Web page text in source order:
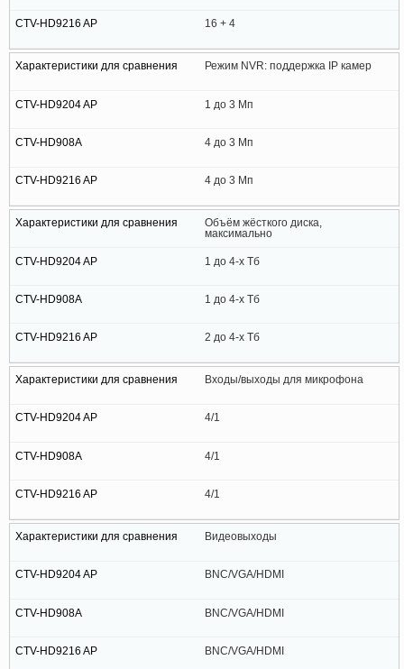
16 + 4
Режим NVR: поддержка IP камер
1 до 3 Мп
4 до 3 Мп
4 до 3 Мп
Объём жёсткого диска,
максимально
1 до 4-х Тб
1 до 4-х Тб
2 до 4-х Тб
Входы/выходы для микрофона
4/1
4/1
4/1
Видеовыходы
BNC/VGA/HDMI
BNC/VGA/HDMI
BNC/VGA/HDMI